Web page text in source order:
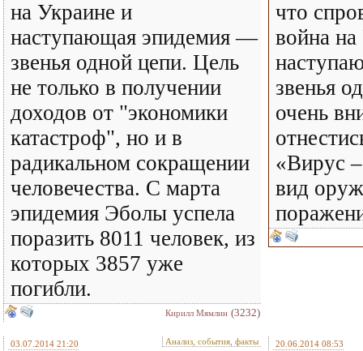
на Украине и
наступающая эпидемия —
звенья одной цепи. Цель
не только в получении
доходов от "экономики
катастроф", но и в
радикальном сокращении
человечества. С марта
эпидемия Эболы успела
поразить 8011 человек, из
которых 3857 уже
погибли.
Кирилл Мямлин (3232)
что
война
звенья
очень
«Вирус
вид
03.07.2014 21:20 Анализ, события, факты 20.06.2014 08:53